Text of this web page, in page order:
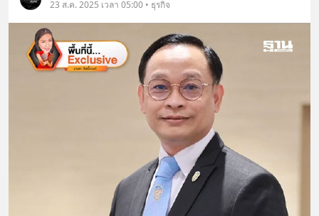
23 ส.ค. 2025 เวลา 05:00 • ธุรกิจ